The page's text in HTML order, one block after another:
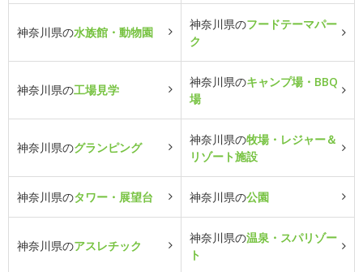
神奈川県の水族館・動物園
神奈川県のフードテーマパー
ク
神奈川県の工場見学
神奈川県のキャンプ場・BBQ
場
神奈川県のグランピング
神奈川県の牧場・レジャー＆
リゾート施設
神奈川県のタワー・展望台 神奈川県の公園
神奈川県のアスレチック
神奈川県の温泉・スパリゾー
ト